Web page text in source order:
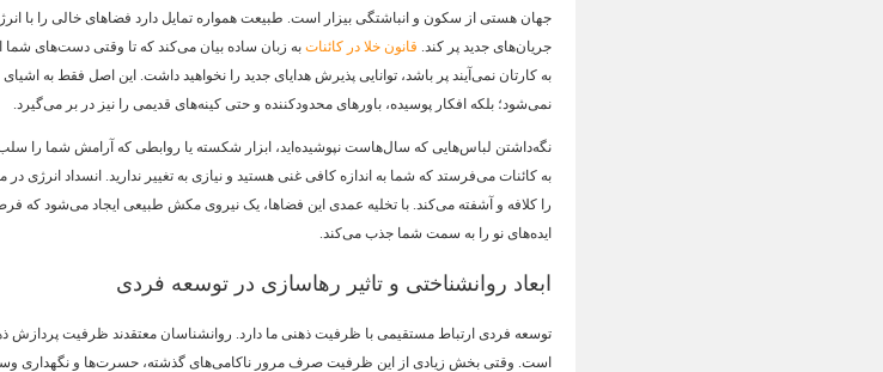
جهان هستی از سکون و انباشتگی بیزار است. طبیعت همواره تمایل دارد فضاهای خالی را با
جریان‌های جدید پر کند. قانون خلا در کائنات به زبان ساده بیان می‌کند که تا وقتی دست‌های شما
به کارتان نمی‌آیند پر باشد، توانایی پذیرش هدایای جدید را نخواهید داشت. این اصل فقط به
نمی‌شود؛ بلکه افکار پوسیده، باورهای محدودکننده و حتی کینه‌های قدیمی را نیز در بر می‌گیرد.
نگه‌داشتن لباس‌هایی که سال‌هاست نپوشیده‌اید، ابزار شکسته یا روابطی که آرامش شما را
به کائنات می‌فرستد که شما به اندازه کافی غنی هستید و نیازی به تغییر ندارید. انسداد انرژی
را کلافه و آشفته می‌کند. با تخلیه عمدی این فضاها، یک نیروی مکش طبیعی ایجاد می‌شود که
ایده‌های نو را به سمت شما جذب می‌کند.
ابعاد روانشناختی و تاثیر رهاسازی در توسعه فردی
توسعه فردی ارتباط مستقیمی با ظرفیت ذهنی ما دارد. روانشناسان معتقدند ظرفیت پردازش
است. وقتی بخش زیادی از این ظرفیت صرف مرور ناکامی‌های گذشته، حسرت‌ها و نگهداری